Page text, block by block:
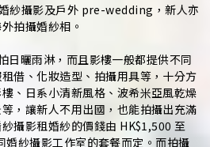
紗攝影及戶外 pre-wedding，新人亦
拍攝婚紗相。
曬雨淋，而且影樓一般都提供不同
借、化妝造型、拍攝用具等，十分方
、日系小清新風格、波希米亞風乾燥
，讓新人不用出國，也能拍攝出充滿
攝影租婚紗的價錢由 HK$1,500 至
婚紗攝影工作室的套餐而定。而拍攝